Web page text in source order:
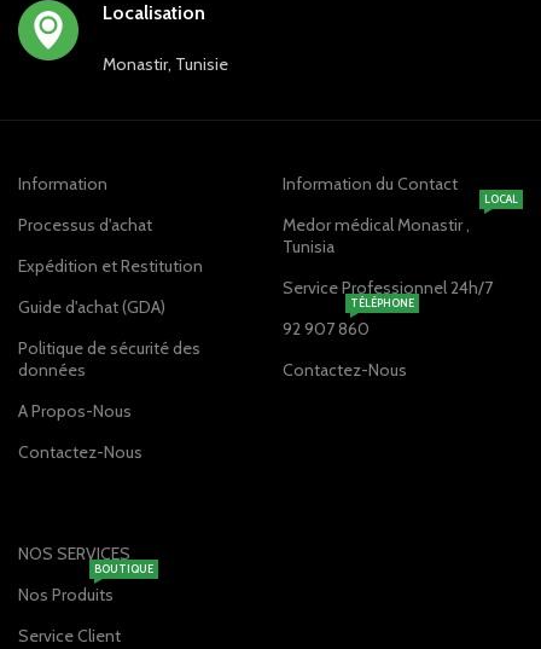
Localisation
Monastir, Tunisie
Information
Processus d'achat
Expédition et Restitution
Guide d'achat (GDA)
Politique de sécurité des
données
A Propos-Nous
Contactez-Nous
Information du Contact
Medor médical Monastir ,
Tunisia
LOCAL
Service Professionnel 24h/7
92 907 860
TÉLÉPHONE
Contactez-Nous
NOS SERVICES
Nos Produits
BOUTIQUE
Service Client